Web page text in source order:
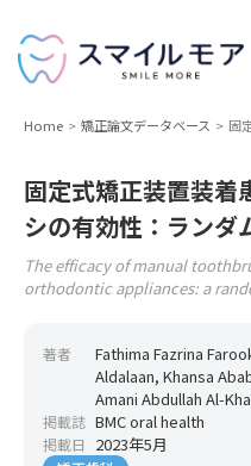
Home 矯正論文データベース 固
固定式矯正装置装着
シの有効性：ランダ
The efficacy of manual
orthodontic appliances: a
著者
Fathima Fazrina
Aldalaan, Khansa
Amani Abdullah Al-
掲載誌 BMC oral health
掲載日 2023年5月